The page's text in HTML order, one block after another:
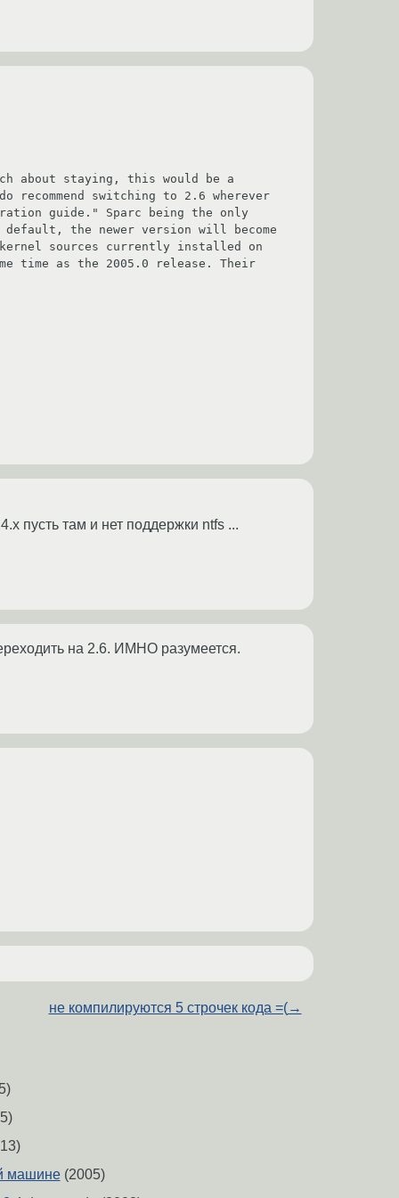
recommend switching to 2.6 wherever
guide." Sparc being the only
the newer version will become
sources currently installed on
time as the 2005.0 release. Their
пусть там и нет поддержки ntfs ...
на 2.6. ИМНО разумеется.
не компилируются 5 строчек кода =(→
машине(2005)